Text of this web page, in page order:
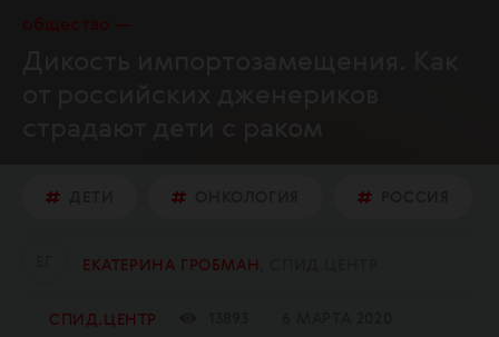
ЕКАТЕРИНА ГРОБМАН
СПИД.ЦЕНТР